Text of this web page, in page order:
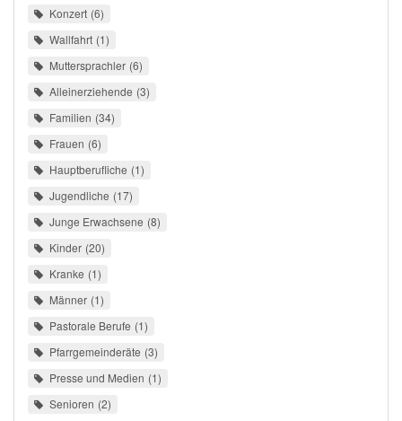
Konzert 6
Wallfahrt 1
Muttersprachler 6
Alleinerziehende 3
Familien 34
Frauen 6
Hauptberufliche 1
Jugendliche 17
Junge Erwachsene 8
Kinder 20
Kranke 1
Männer 1
Pastorale Berufe 1
Pfarrgemeinderäte 3
Presse und Medien 1
Senioren 2